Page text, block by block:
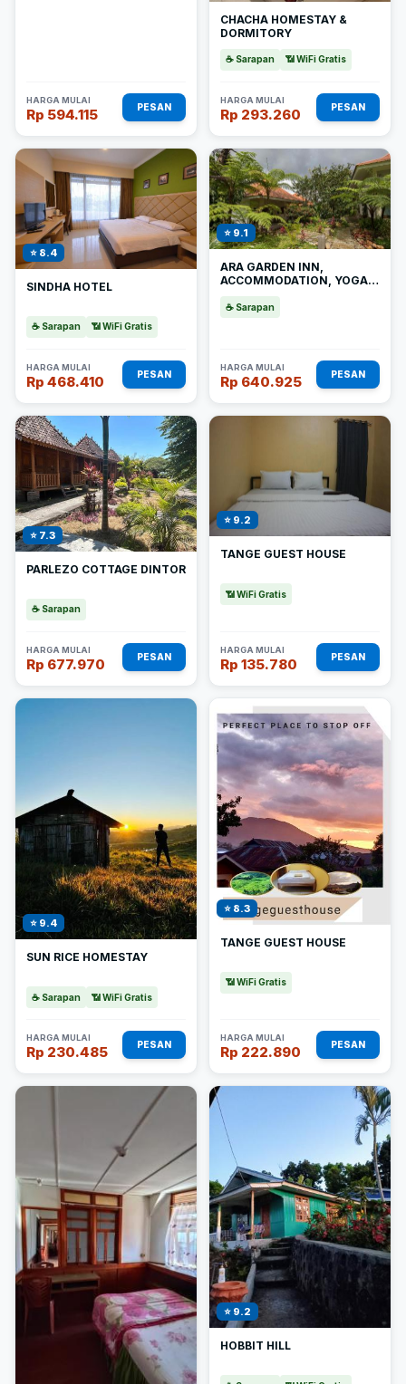
HARGA MULAI
Rp 594.115 PESAN
CHACHA HOMESTAY &
DORMITORY
☕ Sarapan 📶 WiFi Gratis
HARGA MULAI
Rp 293.260 PESAN
⭐ 8.4
SINDHA HOTEL
☕ Sarapan 📶 WiFi Gratis
HARGA MULAI
Rp 468.410 PESAN
⭐ 9.1
ARA GARDEN INN,
ACCOMMODATION, YOGA
☕ Sarapan
HARGA MULAI
Rp 640.925 PESAN
⭐ 7.3
PARLEZO COTTAGE DINTOR
☕ Sarapan
HARGA MULAI
Rp 677.970 PESAN
⭐ 9.2
TANGE GUEST HOUSE
📶 WiFi Gratis
HARGA MULAI
Rp 135.780 PESAN
⭐ 9.4
SUN RICE HOMESTAY
☕ Sarapan 📶 WiFi Gratis
HARGA MULAI
Rp 230.485 PESAN
⭐ 8.3
TANGE GUEST HOUSE
📶 WiFi Gratis
HARGA MULAI
Rp 222.890 PESAN
⭐ 9.2
HOBBIT HILL